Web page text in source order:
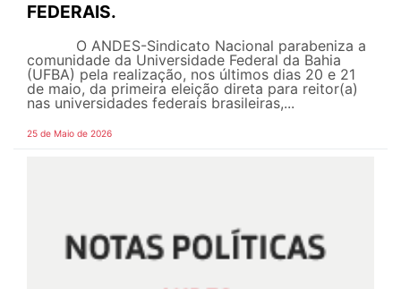
FEDERAIS.
O ANDES-Sindicato Nacional parabeniza a
comunidade da Universidade Federal da Bahia
(UFBA) pela realização, nos últimos dias 20 e 21
de maio, da primeira eleição direta para reitor(a)
nas universidades federais brasileiras,...
25 de Maio de 2026